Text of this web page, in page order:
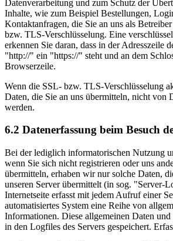
Datenverarbeitung und zum Schutz der
Inhalte, wie zum Beispiel Bestellungen,
Kontaktanfragen, die Sie an uns als
bzw. TLS-Verschlüsselung. Eine
erkennen Sie daran, dass in der Adresszeile
"http://" ein "https://" steht und an dem
Browserzeile.
Wenn die SSL- bzw. TLS-Verschlüsselung
Daten, die Sie an uns übermitteln, nicht von
werden.
6.2 Datenerfassung beim Besuch
Bei der lediglich informatorischen Nutzung
wenn Sie sich nicht registrieren oder uns
übermitteln, erhaben wir nur solche Daten,
unseren Server übermittelt (in sog. "Server-
Internetseite erfasst mit jedem Aufruf einer
automatisiertes System eine Reihe von
Informationen. Diese allgemeinen Daten
in den Logfiles des Servers gespeichert.